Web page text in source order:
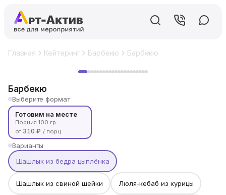
Главная Кейтеринг Барбекю Барбекю
Барбекю
Выберите формат
Готовим на месте
Порция 100 гр.
от 310 ₽ / порц.
Варианты
Шашлык из бедра цыплёнка
Шашлык из свиной шейки Люля-кебаб из курицы